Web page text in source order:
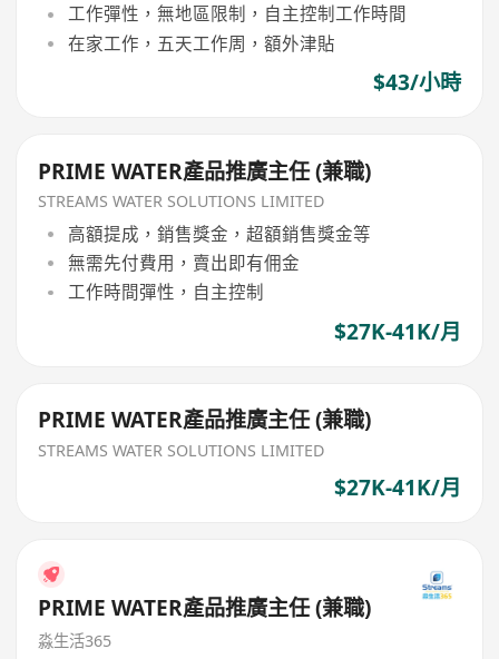
工作彈性，無地區限制，自主控制工作時間
在家工作，五天工作周，額外津貼
$43/小時
PRIME WATER產品推廣主任 (兼職)
STREAMS WATER SOLUTIONS LIMITED
高額提成，銷售獎金，超額銷售獎金等
無需先付費用，賣出即有佣金
工作時間彈性，自主控制
$27K-41K/月
PRIME WATER產品推廣主任 (兼職)
STREAMS WATER SOLUTIONS LIMITED
$27K-41K/月
PRIME WATER產品推廣主任 (兼職)
淼生活365